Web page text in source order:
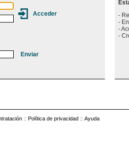
-
-
-
:: Política de privacidad :: Ayuda